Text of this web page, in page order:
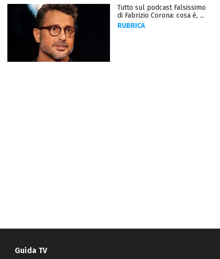
Tutto sul podcast Falsissimo
di Fabrizio Corona: cosa è, ...
RUBRICA
Guida TV